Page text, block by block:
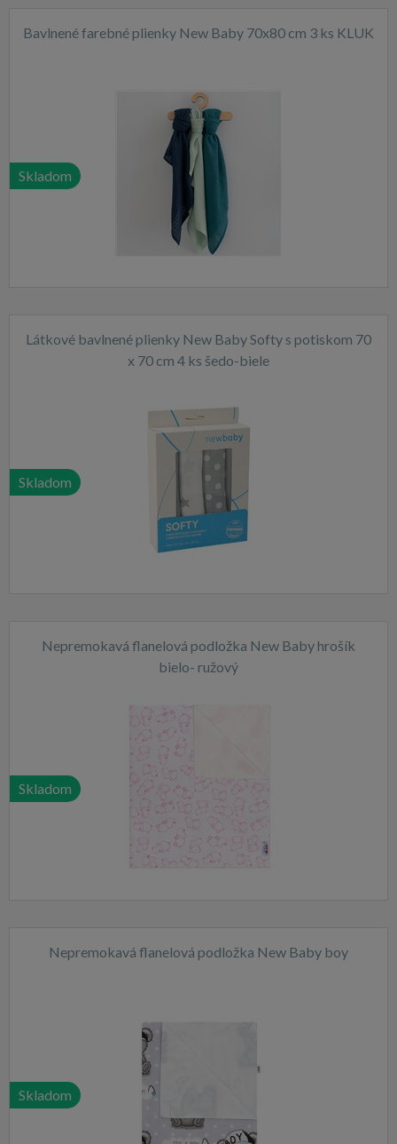
Bavlnené farebné plienky New Baby 70x80 cm 3 ks KLUK
Skladom
Látkové bavlnené plienky New Baby Softy s potiskom 70
x 70 cm 4 ks šedo-biele
Skladom
Nepremokavá flanelová podložka New Baby hrošík
bielo- ružový
Skladom
Nepremokavá flanelová podložka New Baby boy
Skladom